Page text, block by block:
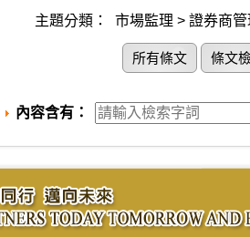
主題分類： 市場監理 > 證券商管
所有條文 條文
內容含有：